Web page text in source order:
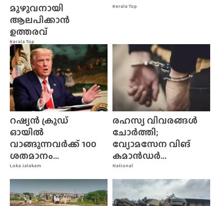
Kerala Top
മുഴുവനായി
ആലപിക്കാൻ
ഉത്തരവ്
Kerala Top
Loka Jalakam
റഷ്യൻ ക്രൂഡ്
ഓയിൽ
വാങ്ങുന്നവർക്ക് 100
ശതമാനം...
National
രഹസ്യ വിവരങ്ങൾ
ചോർത്തി;
വ്യോമസേന വിങ്‌
കമാൻഡർ...